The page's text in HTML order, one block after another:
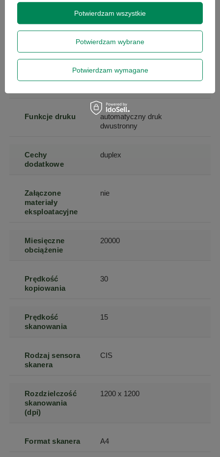
papieru (kartki)
Prędkość druku
30
Rozdzielczość
1200 x 1200
Funkcje druku
automatyczny druk
dwustronny
Cechy
dodatkowe
duplex
Załączone
materiały
eksploatacyjne
nie
Miesięczne
obciążenie
20000
Prędkość
kopiowania
30
Prędkość
skanowania
15
Rodzaj sensora
skanera
CIS
Rozdzielczość
skanowania
(dpi)
1200 x 1200
Format skanera A4
Potwierdzam wybrane
Potwierdzam wymagane
Potwierdzam wszystkie